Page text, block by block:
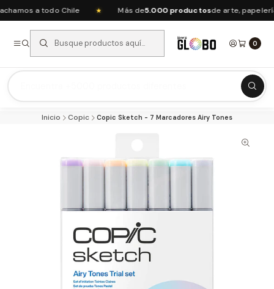
a todo Chile Más de 5.000 productosde arte, papelería
0
Ofertas del mes
Agendas & Planners
Arte y Manualidades
Papeleria Escolar y Oficina
Nuestras Marcas
Inicio Copic Copic Sketch - 7 Marcadores Airy Tones